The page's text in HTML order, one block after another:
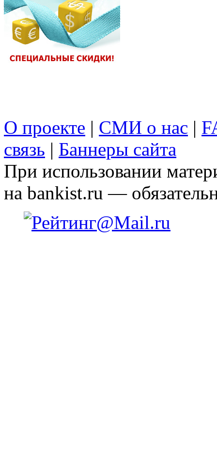
О проекте | СМИ о нас |
связь | Баннеры сайта
При использовании
на bankist.ru —